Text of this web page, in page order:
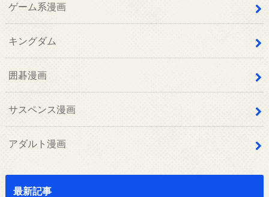
ゲーム系漫画
キングダム
囲碁漫画
サスペンス漫画
アダルト漫画
最新記事